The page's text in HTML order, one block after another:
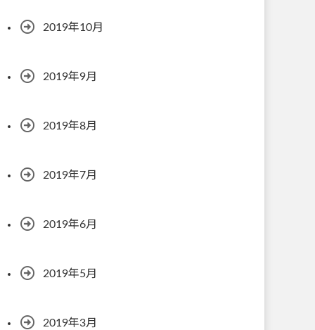
2019年10月
2019年9月
2019年8月
2019年7月
2019年6月
2019年5月
2019年3月